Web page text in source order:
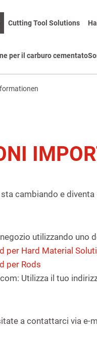
Cutting Tool Solutions
per il carburo cementato
cambiando e diventa
utilizzando uno
per Hard Material
per Rods
Utilizza il tuo
a contattarci via e-